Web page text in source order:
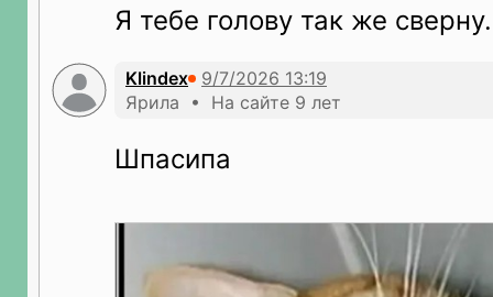
Я тебе голову так же сверну.
Klindex
Ярила • На сайте 9 лет
Шпасипа